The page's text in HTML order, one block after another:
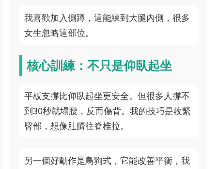
我喜歡加入側蹲，這能練到大腿內側，很多
女生忽略這部位。
核心訓練：不只是仰臥起坐
平板支撐比仰臥起坐更安全。但很多人撐不
到30秒就塌腰，反而傷背。我的技巧是收緊
臀部，想像肚臍往脊椎拉。
另一個好動作是鳥狗式，它能改善平衡，我